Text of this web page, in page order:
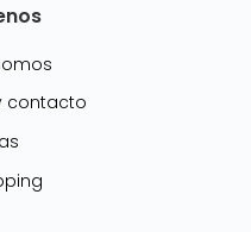
contacto